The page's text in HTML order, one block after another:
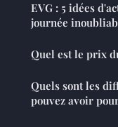
EVG : 5 idées
journée
Quel est le prix
Quels sont les
pouvez avoir